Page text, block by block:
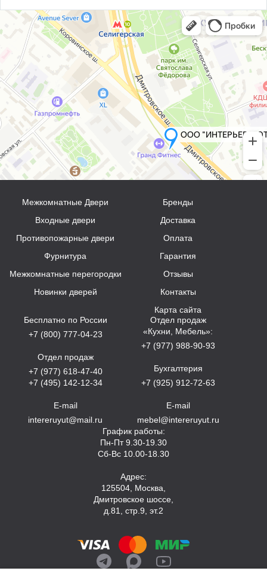
Межкомнатные Двери
Входные двери
Противопожарные двери
Фурнитура
Межкомнатные перегородки
Новинки дверей
Бренды
Доставка
Оплата
Гарантия
Отзывы
Контакты
Карта сайта
Бесплатно по России
+7 (800) 777-04-23
Отдел продаж
+7 (977) 618-47-40
+7 (495) 142-12-34
E-mail
intereruyut@mail.ru
Отдел продаж
«Кухни, Мебель»:
+7 (977) 988-90-93
Бухгалтерия
+7 (925) 912-72-63
E-mail
mebel@intereruyut.ru
График работы:
Пн-Пт 9.30-19.30
Сб-Вс 10.00-18.30
Адрес:
125504, Москва,
Дмитровское шоссе,
д.81, стр.9, эт.2